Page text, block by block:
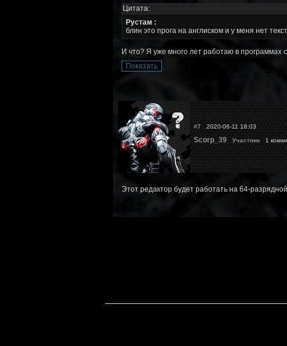
Цитата:
Рустам :
блин это прога на англиском и у меня нет
И что? Я уже много лет работаю в программах
#7 2020-06-11 18:03
Scorp_39 Участник1
Этот редактор будет работать на 64-